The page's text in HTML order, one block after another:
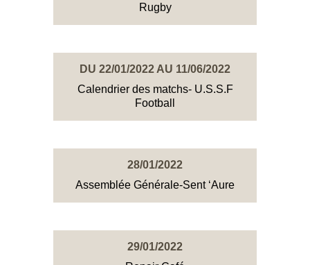
Rugby
DU 22/01/2022 AU 11/06/2022
Calendrier des matchs- U.S.S.F
Football
28/01/2022
Assemblée Générale-Sent ‘Aure
29/01/2022